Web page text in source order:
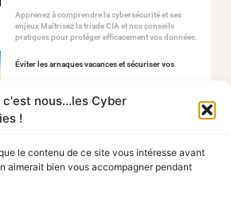
nous...les Cyber
!
le contenu de ce site vous intéresse avant
aimerait bien vous accompagner pendant
Apprenez à comprendre la cybersécurité et ses
enjeux Maîtrisez la triade CIA et nos conseils
pratiques pour protéger efficacement vos données.
Éviter les arnaques vacances et sécuriser vos
2 juillet 2026
L’été est la saison préférée des cybercriminels. Les
vigilance. Voici les 10 arnaques vacances les plus
fréquentes.